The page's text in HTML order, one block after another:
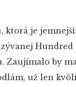
ktorá je
Zaujímalo by
už len